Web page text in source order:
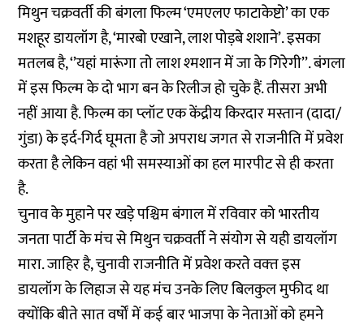
मिथुन चक्रवर्ती की बंगला फिल्म ‘एमएलए फाटाकेष्टो’ का एक
मशहूर डायलॉग है, ‘मारबो एखाने, लाश पोड़बे शशाने’. इसका
मतलब है, ‘’यहां मारूंगा तो लाश श्‍मशान में जा के गिरेगी’’. बंगला
में इस फिल्‍म के दो भाग बन के रिलीज हो चुके हैं. तीसरा अभी
नहीं आया है. फिल्म का प्‍लॉट एक केंद्रीय किरदार मस्तान (दादा/
गुंडा) के इर्द-गिर्द घूमता है जो अपराध जगत से राजनीति में प्रवेश
करता है लेकिन वहां भी समस्याओं का हल मारपीट से ही करता
है.
चुनाव के मुहाने पर खड़े पश्चिम बंगाल में रविवार को भारतीय
जनता पार्टी के मंच से मिथुन चक्रवर्ती ने संयोग से यही डायलॉग
मारा. जाहिर है, चुनावी राजनीति में प्रवेश करते वक्‍त इस
डायलॉग के लिहाज से यह मंच उनके लिए बिलकुल मुफीद था
क्‍योंकि बीते सात वर्षों में कई बार भाजपा के नेताओं को हमने